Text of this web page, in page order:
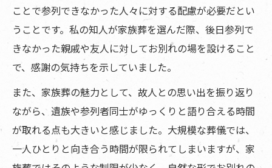
ことで参列できなかった人々に対する配慮が必要だとい
うことです。私の知人が家族葬を選んだ際、後日参列で
きなかった親戚や友人に対してお別れの場を設けること
で、感謝の気持ちを示していました。
また、家族葬の魅力として、故人との思い出を振り返り
ながら、遺族や参列者同士がゆっくりと語り合える時間
が取れる点も大きいと感じました。大規模な葬儀では、
一人ひとりと向き合う時間が限られてしまいますが、家